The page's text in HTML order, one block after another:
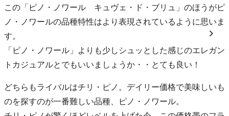
この「ピノ・ノワール キュヴェ・ド・ブリュ」のほうがピ
ノ・ノワールの品種特性はより表現されているように思いま
す。
「ピノ・ノワール」よりも少しシュッとした感じのエレガン
トカジュアルとでもいいましょうか・・とても良い！
どちらもライバルはチリ・ピノ。デイリー価格で美味しいも
のを探すのが一番難しい品種、ピノ・ノワール。